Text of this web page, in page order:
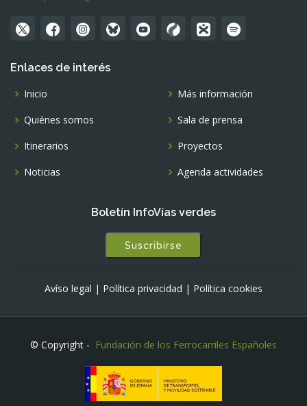
Enlaces de interés
Inicio
Quiénes somos
Itinerarios
Noticias
Más información
Sala de prensa
Proyectos
Agenda actividades
Boletín InfoVías verdes
Suscribirse
Avíso legal | Política privacidad | Política cookies
© Copyright - Fundación de los Ferrocarriles Españoles